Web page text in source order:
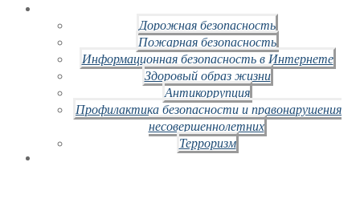
Дорожная безопасность
Пожарная безопасность
Информационная безопасность в Интернете
Здоровый образ жизни
Антикоррупция
Профилактика безопасности и правонарушения
несовершеннолетних
Терроризм